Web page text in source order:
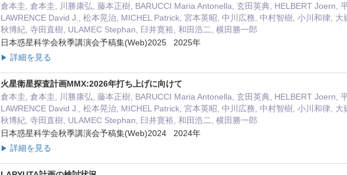
倉本圭, 倉本圭, 川勝康弘, 藤本正樹, BARUCCI Maria Antonella, 玄田英典, HELBERT Joern,
LAWRENCE David J., 松本晃治, MICHEL Patrick, 宮本英昭, 中川広務, 中村智樹, 小川和律,
秋博紀, 寺田直樹, ULAMEC Stephan, 臼井寛裕, 和田浩二, 横田勝一郎
日本惑星科学会秋季講演会予稿集(Web)2025 2025年
▶ 詳細を見る
火星衛星探査計画MMX:2026年打ち上げに向けて
倉本圭, 倉本圭, 川勝康弘, 藤本正樹, BARUCCI Maria Antonella, 玄田英典, HELBERT Joern,
LAWRENCE David J., 松本晃治, MICHEL Patrick, 宮本英昭, 中川広務, 中村智樹, 小川和律,
秋博紀, 寺田直樹, ULAMEC Stephan, 臼井寛裕, 和田浩二, 横田勝一郎
日本惑星科学会秋季講演会予稿集(Web)2024 2024年
▶ 詳細を見る